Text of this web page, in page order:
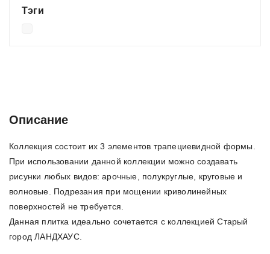
Тэги
Описание
Коллекция состоит их 3 элементов трапециевидной формы.
При использовании данной коллекции можно создавать
рисунки любых видов: арочные, полукруглые, круговые и
волновые. Подрезания при мощении криволинейных
поверхностей не требуется.
Данная плитка идеально сочетается с коллекцией Старый
город ЛАНДХАУС.